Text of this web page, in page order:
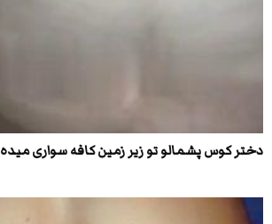
دختر کوس پشمالو تو زیر زمین کافه سواری میده